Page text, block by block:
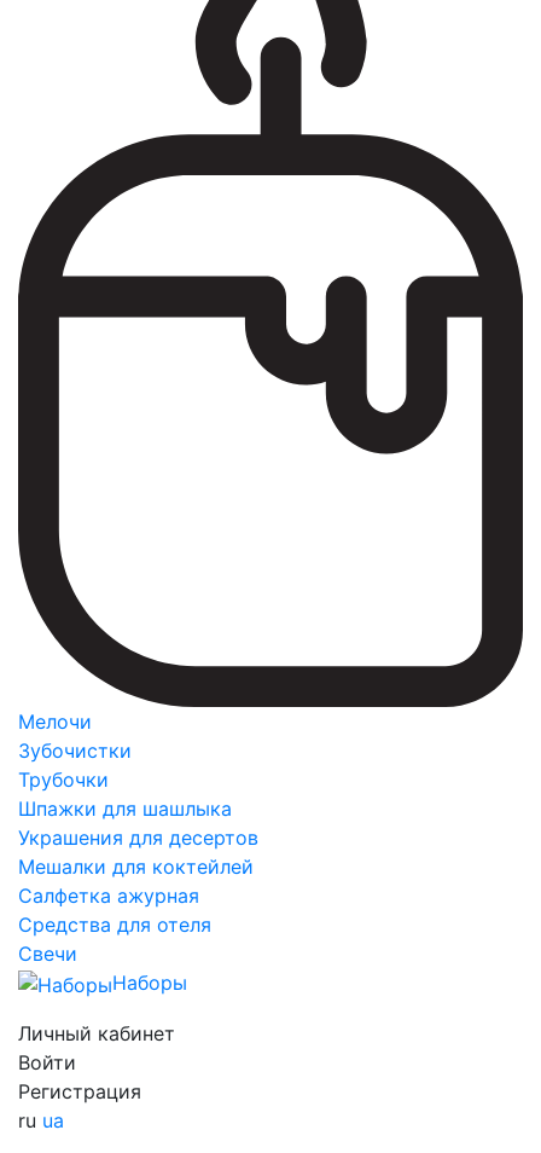
Мелочи
Зубочистки
Трубочки
Шпажки для шашлыка
Украшения для десертов
Мешалки для коктейлей
Салфетка ажурная
Средства для отеля
Свечи
Наборы
Личный кабинет
Войти
Регистрация
ru ua